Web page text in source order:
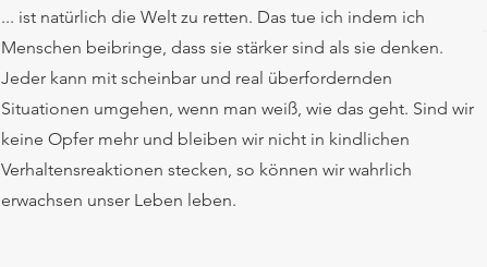
... ist natürlich die Welt zu retten. Das tue ich indem ich
Menschen beibringe, dass sie stärker sind als sie denken.
Jeder kann mit scheinbar und real überfordernden
Situationen umgehen, wenn man weiß, wie das geht. Sind wir
keine Opfer mehr und bleiben wir nicht in kindlichen
Verhaltensreaktionen stecken, so können wir wahrlich
erwachsen unser Leben leben.